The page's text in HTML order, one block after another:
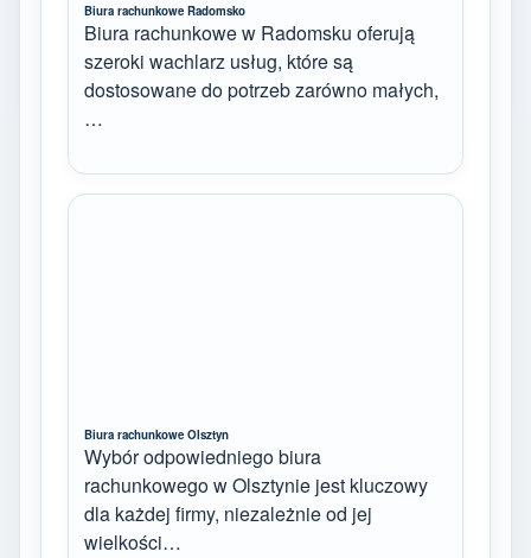
Biura rachunkowe Radomsko
Biura rachunkowe w Radomsku oferują
szeroki wachlarz usług, które są
dostosowane do potrzeb zarówno małych,
…
Biura rachunkowe Olsztyn
Wybór odpowiedniego biura
rachunkowego w Olsztynie jest kluczowy
dla każdej firmy, niezależnie od jej
wielkości…